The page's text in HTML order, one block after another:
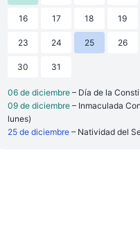
16 17 18 19
23 24 25 26
30 31
06 de diciembre– Día de la
09 de diciembre– Inmaculada
lunes)
25 de diciembre– Natividad del